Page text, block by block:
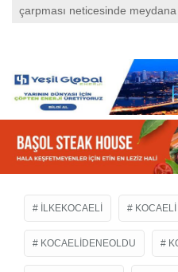
çarpması neticesinde
ILKEKOCAELI KOCAELI
KOCAELIDENEOLDU